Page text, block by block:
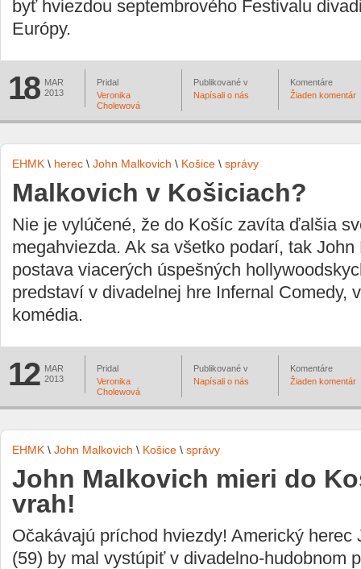
byť hviezdou septembrového Festivalu
Európy.
18
MAR
2013
Pridal
Veronika
Cholewová
Publikované v
Napísali o nás
Komentáre
Žiaden komentár
EHMK \ herec \ John Malkovich \ Košice \ správy
Malkovich v Košiciach?
Nie je vylúčené, že do Košíc zavíta ďalšia
megahviezda. Ak sa všetko podarí, tak John
postava viacerých úspešných
predstaví v divadelnej hre Infernal Comedy,
komédia.
12
MAR
2013
Pridal
Veronika
Cholewová
Publikované v
Napísali o nás
Komentáre
Žiaden komentár
EHMK \ John Malkovich \ Košice \ správy
John Malkovich mieri do
vrah!
Očakávajú príchod hviezdy! Americký herec
(59) by mal vystúpiť v divadelno-hudobnom